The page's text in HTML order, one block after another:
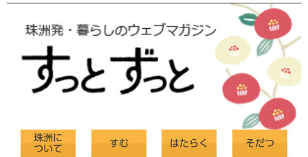
珠洲に
ついて
すむ はたらく そだつ